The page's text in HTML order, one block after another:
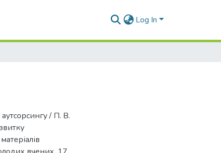
Log In
/ П. В.